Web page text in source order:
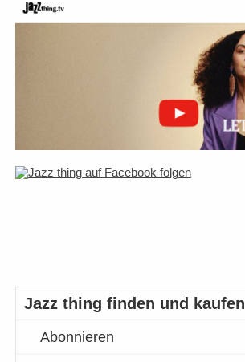
Jazz thing finden und kaufen
Abonnieren